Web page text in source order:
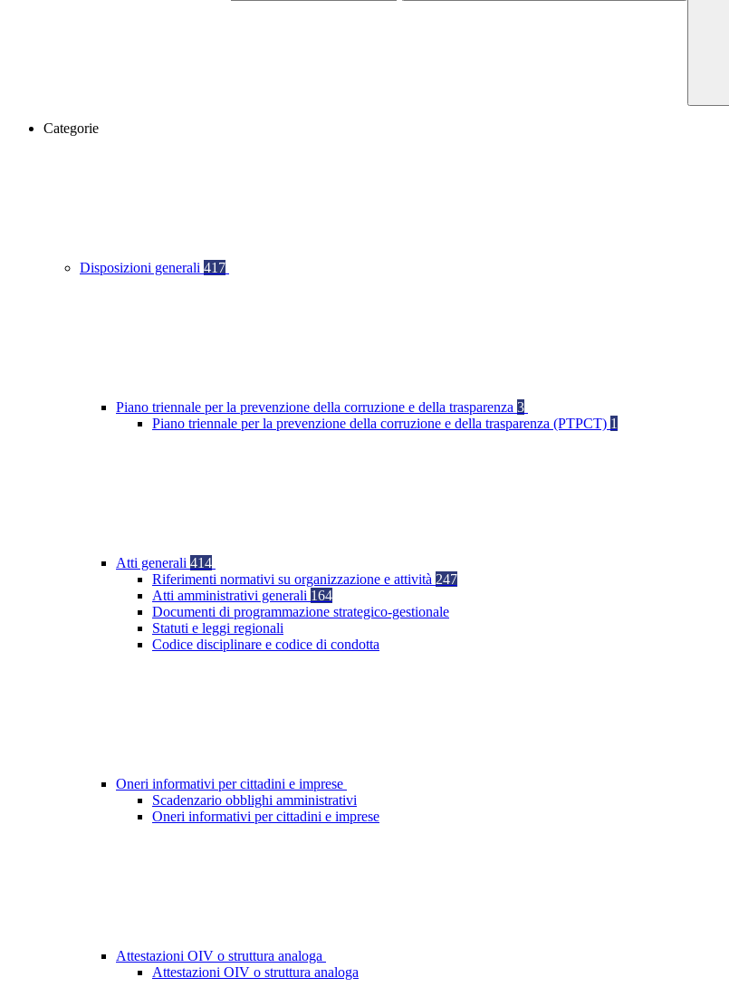
Categorie
Disposizioni generali 417
Piano triennale per la prevenzione della corruzione e della trasparenza 3
Piano triennale per la prevenzione della corruzione e della trasparenza (PTPCT) 1
Atti generali 414
Riferimenti normativi su organizzazione e attività 247
Atti amministrativi generali 164
Documenti di programmazione strategico-gestionale
Statuti e leggi regionali
Codice disciplinare e codice di condotta
Oneri informativi per cittadini e imprese
Scadenzario obblighi amministrativi
Oneri informativi per cittadini e imprese
Attestazioni OIV o struttura analoga
Attestazioni OIV o struttura analoga